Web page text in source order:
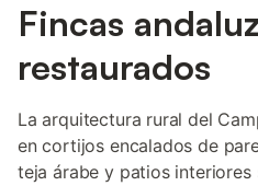
Fincas
restaurados
La arquitectura rural del
en cortijos encalados de
teja árabe y patios